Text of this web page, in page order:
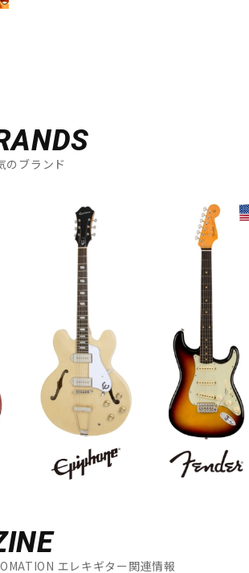
のブランド
エレキギター関連情報